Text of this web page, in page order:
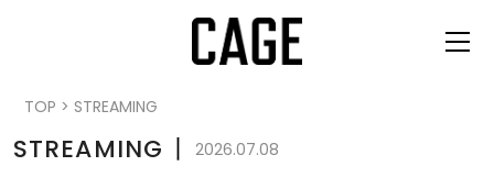
TOP > STREAMING
STREAMING 丨 2026.07.08